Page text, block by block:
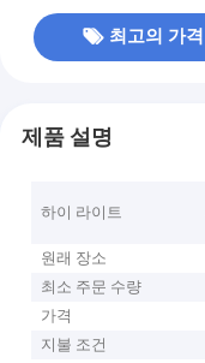
최고의 가격
제품 설명
하이 라이트
원래 장소
최소 주문 수량
가격
지불 조건